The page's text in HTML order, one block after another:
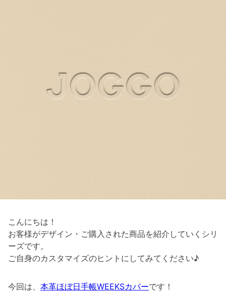
こんにちは！
お客様がデザイン・ご購入された商品を紹介していくシリ
ーズです。
ご自身のカスタマイズのヒントにしてみてください♪
今回は、 本革ほぼ日手帳WEEKSカバーです！